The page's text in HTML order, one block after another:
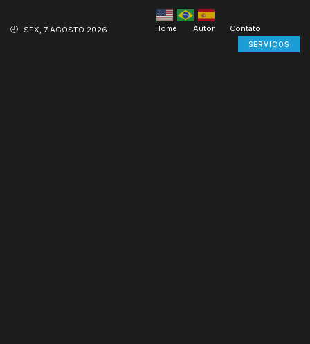
SEX, 7 AGOSTO 2026 Home Autor Contato
SERVIÇOS